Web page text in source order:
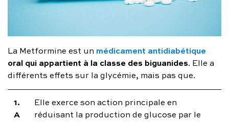
La Metformine est un médicament antidiabétique
oral qui appartient à la classe des biguanides. Elle a
différents effets sur la glycémie, mais pas que.
1.
A
Elle exerce son action principale en
réduisant la production de glucose par le